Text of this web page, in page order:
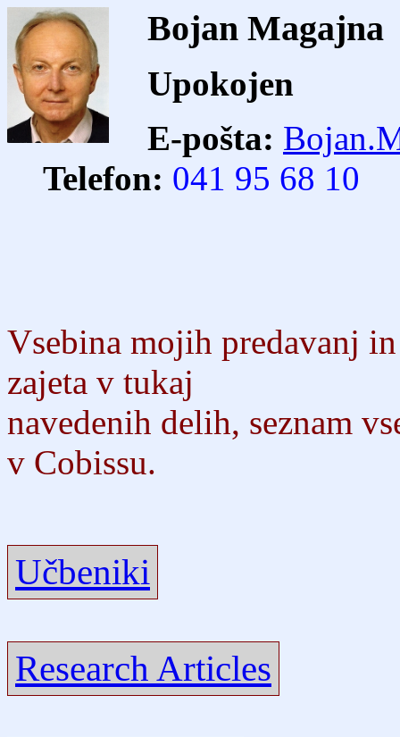
Bojan Magajna
Upokojen
E-pošta:
Telefon: 041 95 68 10
Vsebina mojih predavanj
zajeta v tukaj
navedenih delih, seznam
v Cobissu.
Učbeniki
Research Articles